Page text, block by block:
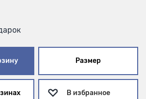
Размер
В избранное